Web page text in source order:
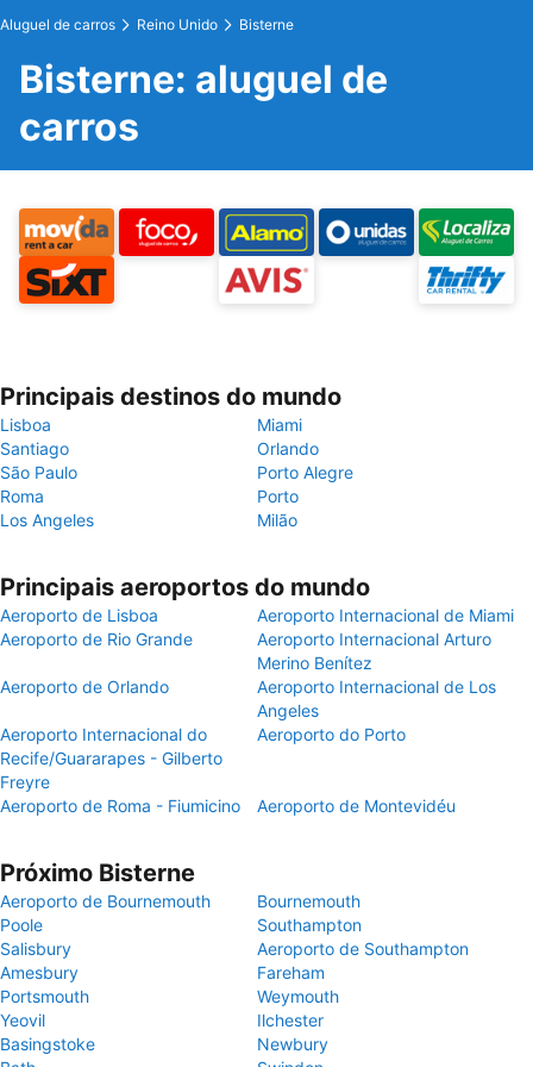
Aluguel de carros Reino Unido Bisterne
Bisterne: aluguel de
carros
Principais destinos do mundo
Lisboa
Miami
Santiago
Orlando
São Paulo
Porto Alegre
Roma
Porto
Los Angeles
Milão
Principais aeroportos do mundo
Aeroporto de Lisboa
Aeroporto Internacional de Miami
Aeroporto de Rio Grande
Aeroporto Internacional Arturo
Merino Benítez
Aeroporto de Orlando
Aeroporto Internacional de Los
Angeles
Aeroporto Internacional do
Recife/Guararapes - Gilberto
Freyre
Aeroporto do Porto
Aeroporto de Roma - Fiumicino Aeroporto de Montevidéu
Próximo Bisterne
Aeroporto de Bournemouth
Bournemouth
Poole
Southampton
Salisbury
Aeroporto de Southampton
Amesbury
Fareham
Portsmouth
Weymouth
Yeovil
Ilchester
Basingstoke
Newbury